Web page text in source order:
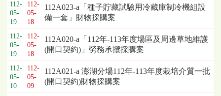
112-
05-
19
112-
05-
18
112A023-a「種子貯藏試驗用冷藏庫制冷機組設
備一套」財物採購案
112-
05-
19
112-
05-
18
112A020-a「112年-113年度場區及周邊草地維護
(開口契約)」勞務承攬採購案
112-
05-
10
112-
05-
09
112A021-a 澎湖分場112年-113年度栽培介質一批
(開口契約)財物採購案